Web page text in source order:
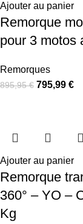
Ajouter au panier
Remorque
pour 3 motos
Remorques
895,95€ 795,99 €
Ajouter au panier
Remorque
360° – YO –
Kg